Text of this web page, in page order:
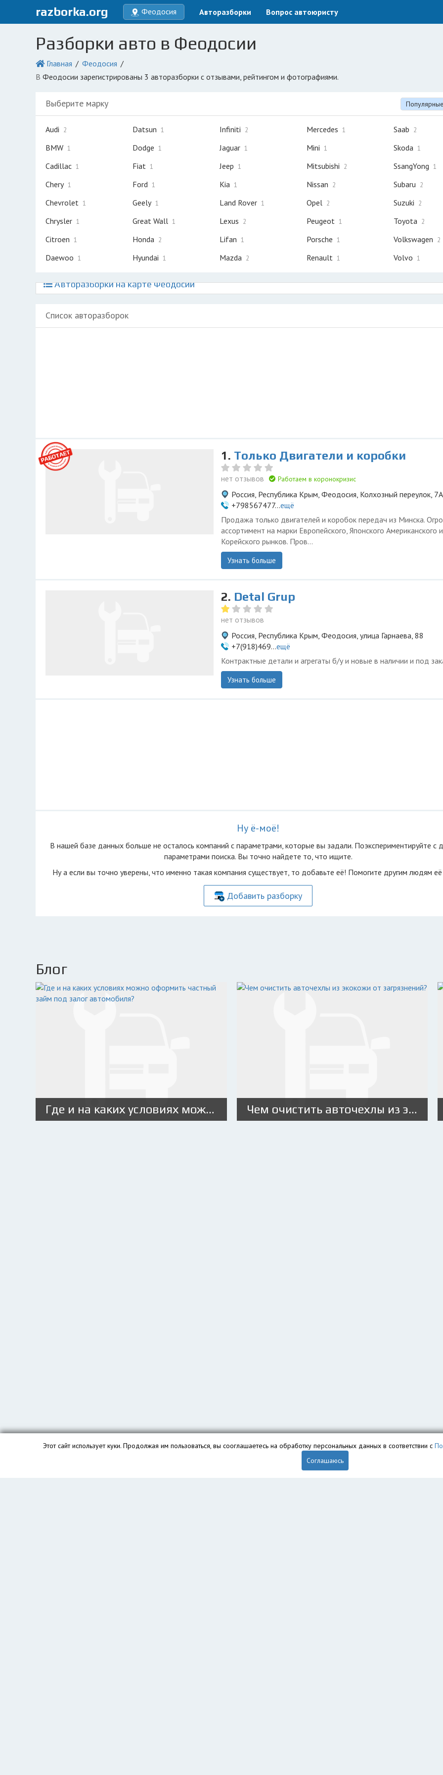
razborka.org Феодосия Авторазборки Вопрос автоюристу
Разборки авто в Феодосии
Главная
Феодосия
в Феодосии зарегистрированы 3 авторазборки с отзывами, рейтингом и фотографиями.
Выберите марку Популярные
Audi 2
BMW 1
Cadillac 1
Chery 1
Chevrolet 1
Chrysler 1
Citroen 1
Daewoo 1
Datsun 1
Dodge 1
Fiat 1
Ford 1
Geely 1
Great Wall 1
Honda 2
Hyundai 1
Infiniti 2
Jaguar 1
Jeep 1
Kia 1
Land Rover 1
Lexus 2
Lifan 1
Mazda 2
Mercedes 1
Mini 1
Mitsubishi 2
Nissan 2
Opel 2
Peugeot 1
Porsche 1
Renault 1
Saab 2
Skoda 1
SsangYong 1
Subaru 2
Suzuki 2
Toyota 2
Volkswagen 2
Volvo 1
Авторазборки на карте Феодосии
Список авторазборок
1. Только Двигатели и коробки
нет отзывов Работаем в коронокризис
Россия, Республика Крым, Феодосия, Колхозный переулок, 7А
+798567477...ещё
Продажа только двигателей и коробок передач из Минска.
ассортимент на марки Европейского, Японского Американского и
Корейского рынков. Пров...
Узнать больше
2. Detal Grup
нет отзывов
Россия, Республика Крым, Феодосия, улица Гарнаева, 88
+7(918)469...ещё
Контрактные детали и агрегаты б/у и новые в наличии и под
Узнать больше
Ну ё-моё!
В нашей базе данных больше не осталоcь компаний с параметрами, которые вы задали. Поэкспериментируйте с
параметрами поиска. Вы точно найдете то, что ищите.
Ну а если вы точно уверены, что именно такая компания существует, то добавьте её! Помогите другим людям
Добавить разборку
Блог
Где и на каких условиях можно оформить частный займ под залог автомобиля? Чем очистить авточехлы из экокожи от загрязнений?
Этот сайт использует куки. Продолжая им пользоваться, вы сооглашаетесь на обработку персональных данных в соответствии с
Соглашаюсь